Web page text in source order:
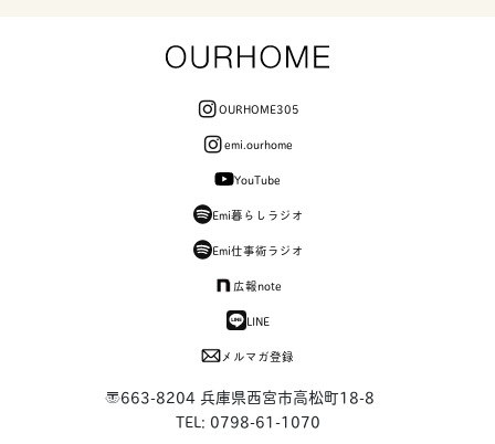
OURHOME305
emi.ourhome
YouTube
Emi暮らしラジオ
Emi仕事術ラジオ
広報note
LINE
メルマガ登録
〒663-8204 兵庫県西宮市高松町18-8
TEL: 0798-61-1070